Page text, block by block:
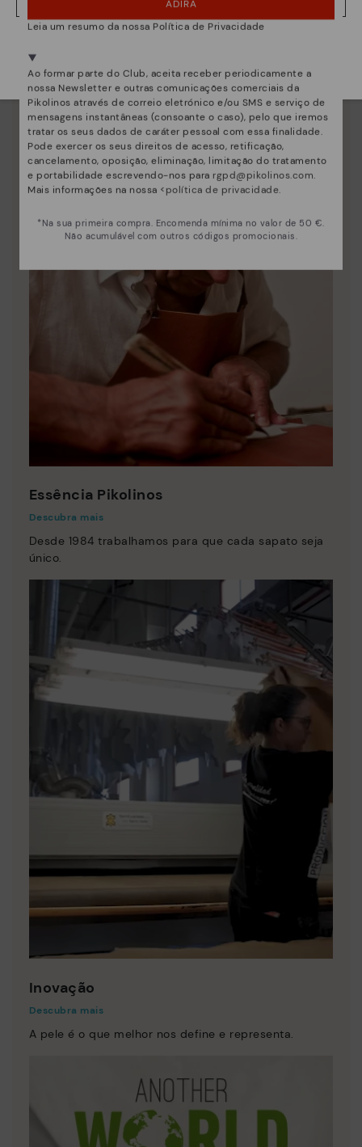
Descubra mais
Pikolinos para que fiquem como no primeiro dia.
Essência Pikolinos
Descubra mais
Desde 1984 trabalhamos para que cada sapato seja
único.
Inovação
Descubra mais
A pele é o que melhor nos define e representa.
NÂO, QUERO VISITAR A WEB DO PORTUGAL
ADIRA
Leia um resumo da nossa Política de Privacidade
Ao formar parte do Club, aceita receber periodicamente a
nossa Newsletter e outras comunicações comerciais da
Pikolinos através de correio eletrónico e/ou SMS e serviço de
mensagens instantâneas (consoante o caso), pelo que iremos
tratar os seus dados de caráter pessoal com essa finalidade.
Pode exercer os seus direitos de acesso, retificação,
cancelamento, oposição, eliminação, limitação do tratamento
e portabilidade escrevendo-nos para rgpd@pikolinos.com.
Mais informações na nossa <política de privacidade.
*Na sua primeira compra. Encomenda mínima no valor de 50 €.
Não acumulável com outros códigos promocionais.